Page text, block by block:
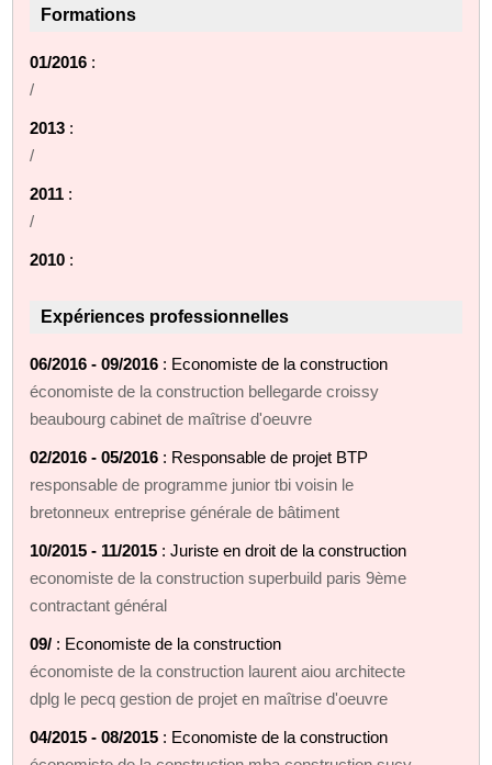
Formations
01/2016 :
/
2013 :
/
2011 :
/
2010 :
Expériences professionnelles
06/2016 - 09/2016 : Economiste de la construction
économiste de la construction bellegarde croissy
beaubourg cabinet de maîtrise d'oeuvre
02/2016 - 05/2016 : Responsable de projet BTP
responsable de programme junior tbi voisin le
bretonneux entreprise générale de bâtiment
10/2015 - 11/2015 : Juriste en droit de la construction
economiste de la construction superbuild paris 9ème
contractant général
09/ : Economiste de la construction
économiste de la construction laurent aiou architecte
dplg le pecq gestion de projet en maîtrise d'oeuvre
04/2015 - 08/2015 : Economiste de la construction